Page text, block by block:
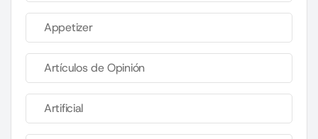
Appetizer
Artículos de Opinión
Artificial